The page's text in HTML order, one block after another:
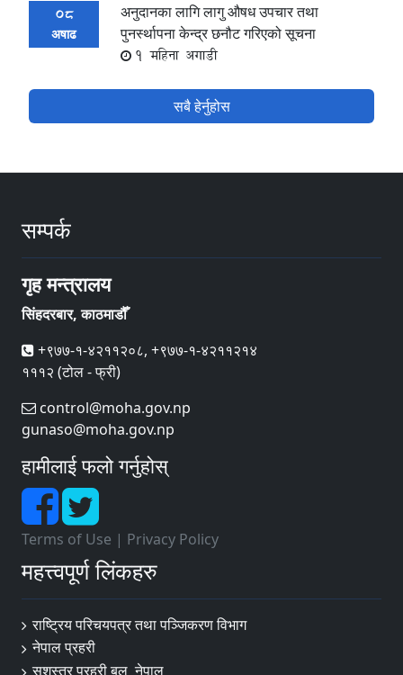
08
अषाढ
अनुदानका लागि लागु औषध उपचार तथा
पुनर्स्थापना केन्द्र छनौट गरिएको सूचना
1 महिना अगाडी
सबै हेर्नुहोस
सम्पर्क
गृह मन्त्रालय
सिंहदरबार, काठमाडौँ
+९७७-१-४२११२०८, +९७७-१-४२११२१४
१११२ (टोल - फ्री)
control@moha.gov.np
gunaso@moha.gov.np
हामीलाई फलो गर्नुहोस्
Terms of Use | Privacy Policy
महत्त्वपूर्ण लिंकहरु
राष्ट्रिय परिचयपत्र तथा पञ्‍जिकरण विभाग
नेपाल प्रहरी
सशस्त्र प्रहरी बल¸ नेपाल